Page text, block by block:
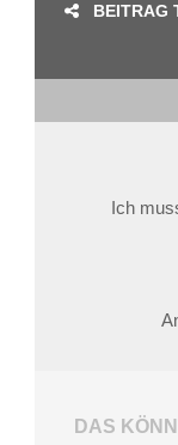
BEITRAG
Ich
DAS